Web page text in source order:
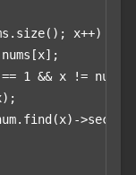
x++) {
1 && x !=